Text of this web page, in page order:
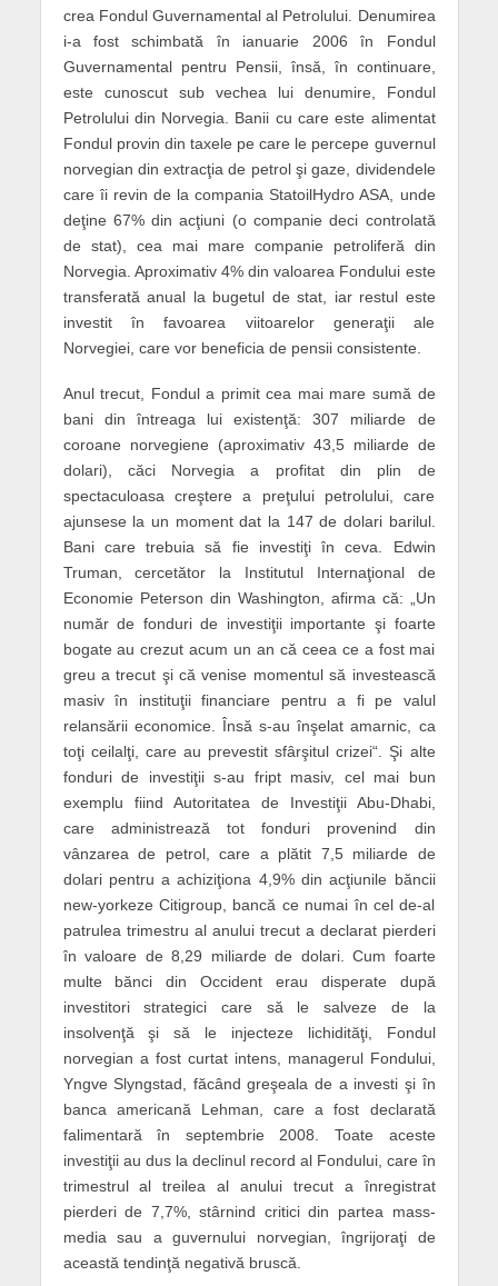
crea Fondul Guvernamental al Petrolului. Denumirea
i-a fost schimbată în ianuarie 2006 în Fondul
Guvernamental pentru Pensii, însă, în continuare,
este cunoscut sub vechea lui denumire, Fondul
Petrolului din Norvegia. Banii cu care este alimentat
Fondul provin din taxele pe care le percepe guvernul
norvegian din extracţia de petrol şi gaze, dividendele
care îi revin de la compania StatoilHydro ASA, unde
deţine 67% din acţiuni (o companie deci controlată
de stat), cea mai mare companie petroliferă din
Norvegia. Aproximativ 4% din valoarea Fondului este
transferată anual la bugetul de stat, iar restul este
investit în favoarea viitoarelor generaţii ale
Norvegiei, care vor beneficia de pensii consistente.
Anul trecut, Fondul a primit cea mai mare sumă de
bani din întreaga lui existenţă: 307 miliarde de
coroane norvegiene (aproximativ 43,5 miliarde de
dolari), căci Norvegia a profitat din plin de
spectaculoasa creştere a preţului petrolului, care
ajunsese la un moment dat la 147 de dolari barilul.
Bani care trebuia să fie investiţi în ceva. Edwin
Truman, cercetător la Institutul Internaţional de
Economie Peterson din Washington, afirma că: „Un
număr de fonduri de investiţii importante şi foarte
bogate au crezut acum un an că ceea ce a fost mai
greu a trecut şi că venise momentul să investească
masiv în instituţii financiare pentru a fi pe valul
relansării economice. Însă s-au înşelat amarnic, ca
toţi ceilalţi, care au prevestit sfârşitul crizei“. Şi alte
fonduri de investiţii s-au fript masiv, cel mai bun
exemplu fiind Autoritatea de Investiţii Abu-Dhabi,
care administrează tot fonduri provenind din
vânzarea de petrol, care a plătit 7,5 miliarde de
dolari pentru a achiziţiona 4,9% din acţiunile băncii
new-yorkeze Citigroup, bancă ce numai în cel de-al
patrulea trimestru al anului trecut a declarat pierderi
în valoare de 8,29 miliarde de dolari. Cum foarte
multe bănci din Occident erau disperate după
investitori strategici care să le salveze de la
insolvenţă şi să le injecteze lichidităţi, Fondul
norvegian a fost curtat intens, managerul Fondului,
Yngve Slyngstad, făcând greşeala de a investi şi în
banca americană Lehman, care a fost declarată
falimentară în septembrie 2008. Toate aceste
investiţii au dus la declinul record al Fondului, care în
trimestrul al treilea al anului trecut a înregistrat
pierderi de 7,7%, stârnind critici din partea mass-
media sau a guvernului norvegian, îngrijoraţi de
această tendinţă negativă bruscă.